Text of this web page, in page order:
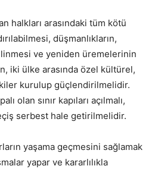
halkları arasındaki tüm kötü
düşmanlıkların,
ve yeniden üremelerinin
iki ülke arasında özel kültürel,
kurulup güçlendirilmelidir.
olan sınır kapıları açılmalı,
serbest hale getirilmelidir.
yaşama geçmesini sağlamak
yapar ve kararlılıkla